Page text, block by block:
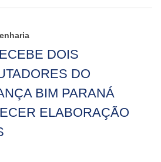
DOIS
DO
BIM PARANÁ
ELABORAÇÃO